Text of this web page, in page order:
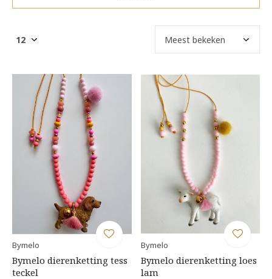
Bymelo
Bymelo dierenketting tess
teckel
Bymelo
Bymelo dierenketting loes
lam